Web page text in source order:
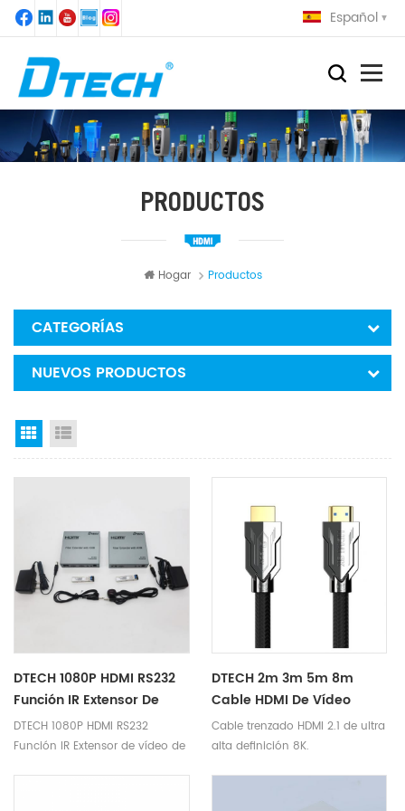
Español
PRODUCTOS
Hogar Productos
CATEGORÍAS
NUEVOS PRODUCTOS
Grid View
DTECH 1080P HDMI RS232
Función IR Extensor De
Vídeo De Fibra 20km 4K
60Hz Con KVM
DTECH 1080P HDMI RS232
Función IR Extensor de vídeo de
DTECH 2m 3m 5m 8m
Cable HDMI De Vídeo
Compatible Con
Resolución Dinámica HDR
Cable trenzado HDMI 2.1 de ultra
alta definición 8K.